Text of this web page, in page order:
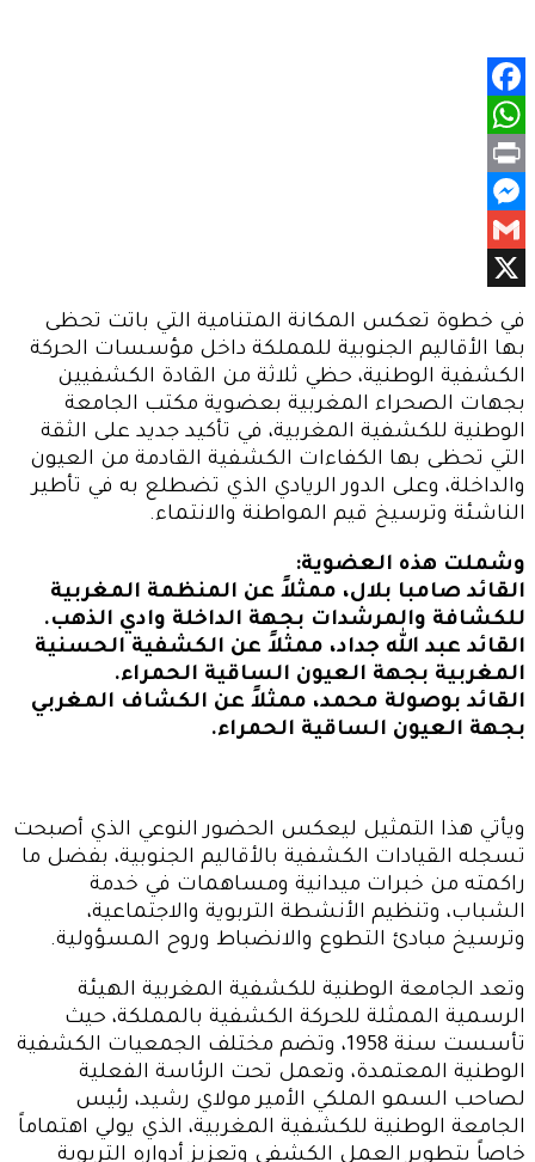
Facebook
WhatsApp
Print
Messenger
Gmail
في خطوة تعكس المكانة المتنامية التي باتت تحظى
بها الأقاليم الجنوبية للمملكة داخل مؤسسات الحركة
الكشفية الوطنية، حظي ثلاثة من القادة الكشفيين
بجهات الصحراء المغربية بعضوية مكتب الجامعة
الوطنية للكشفية المغربية، في تأكيد جديد على الثقة
التي تحظى بها الكفاءات الكشفية القادمة من العيون
والداخلة، وعلى الدور الريادي الذي تضطلع به في تأطير
الناشئة وترسيخ قيم المواطنة والانتماء.
وشملت هذه العضوية:
القائد صامبا بلال، ممثلاً عن المنظمة المغربية
للكشافة والمرشدات بجهة الداخلة وادي الذهب.
القائد عبد الله جداد، ممثلاً عن الكشفية الحسنية
المغربية بجهة العيون الساقية الحمراء.
القائد بوصولة محمد، ممثلاً عن الكشاف المغربي
بجهة العيون الساقية الحمراء.
ويأتي هذا التمثيل ليعكس الحضور النوعي الذي أصبحت
تسجله القيادات الكشفية بالأقاليم الجنوبية، بفضل ما
راكمته من خبرات ميدانية ومساهمات في خدمة
الشباب، وتنظيم الأنشطة التربوية والاجتماعية،
وترسيخ مبادئ التطوع والانضباط وروح المسؤولية.
وتعد الجامعة الوطنية للكشفية المغربية الهيئة
الرسمية الممثلة للحركة الكشفية بالمملكة، حيث
تأسست سنة 1958، وتضم مختلف الجمعيات الكشفية
الوطنية المعتمدة، وتعمل تحت الرئاسة الفعلية
لصاحب السمو الملكي الأمير مولاي رشيد، رئيس
الجامعة الوطنية للكشفية المغربية، الذي يولي اهتماماً
خاصاً بتطوير العمل الكشفي وتعزيز أدواره التربوية